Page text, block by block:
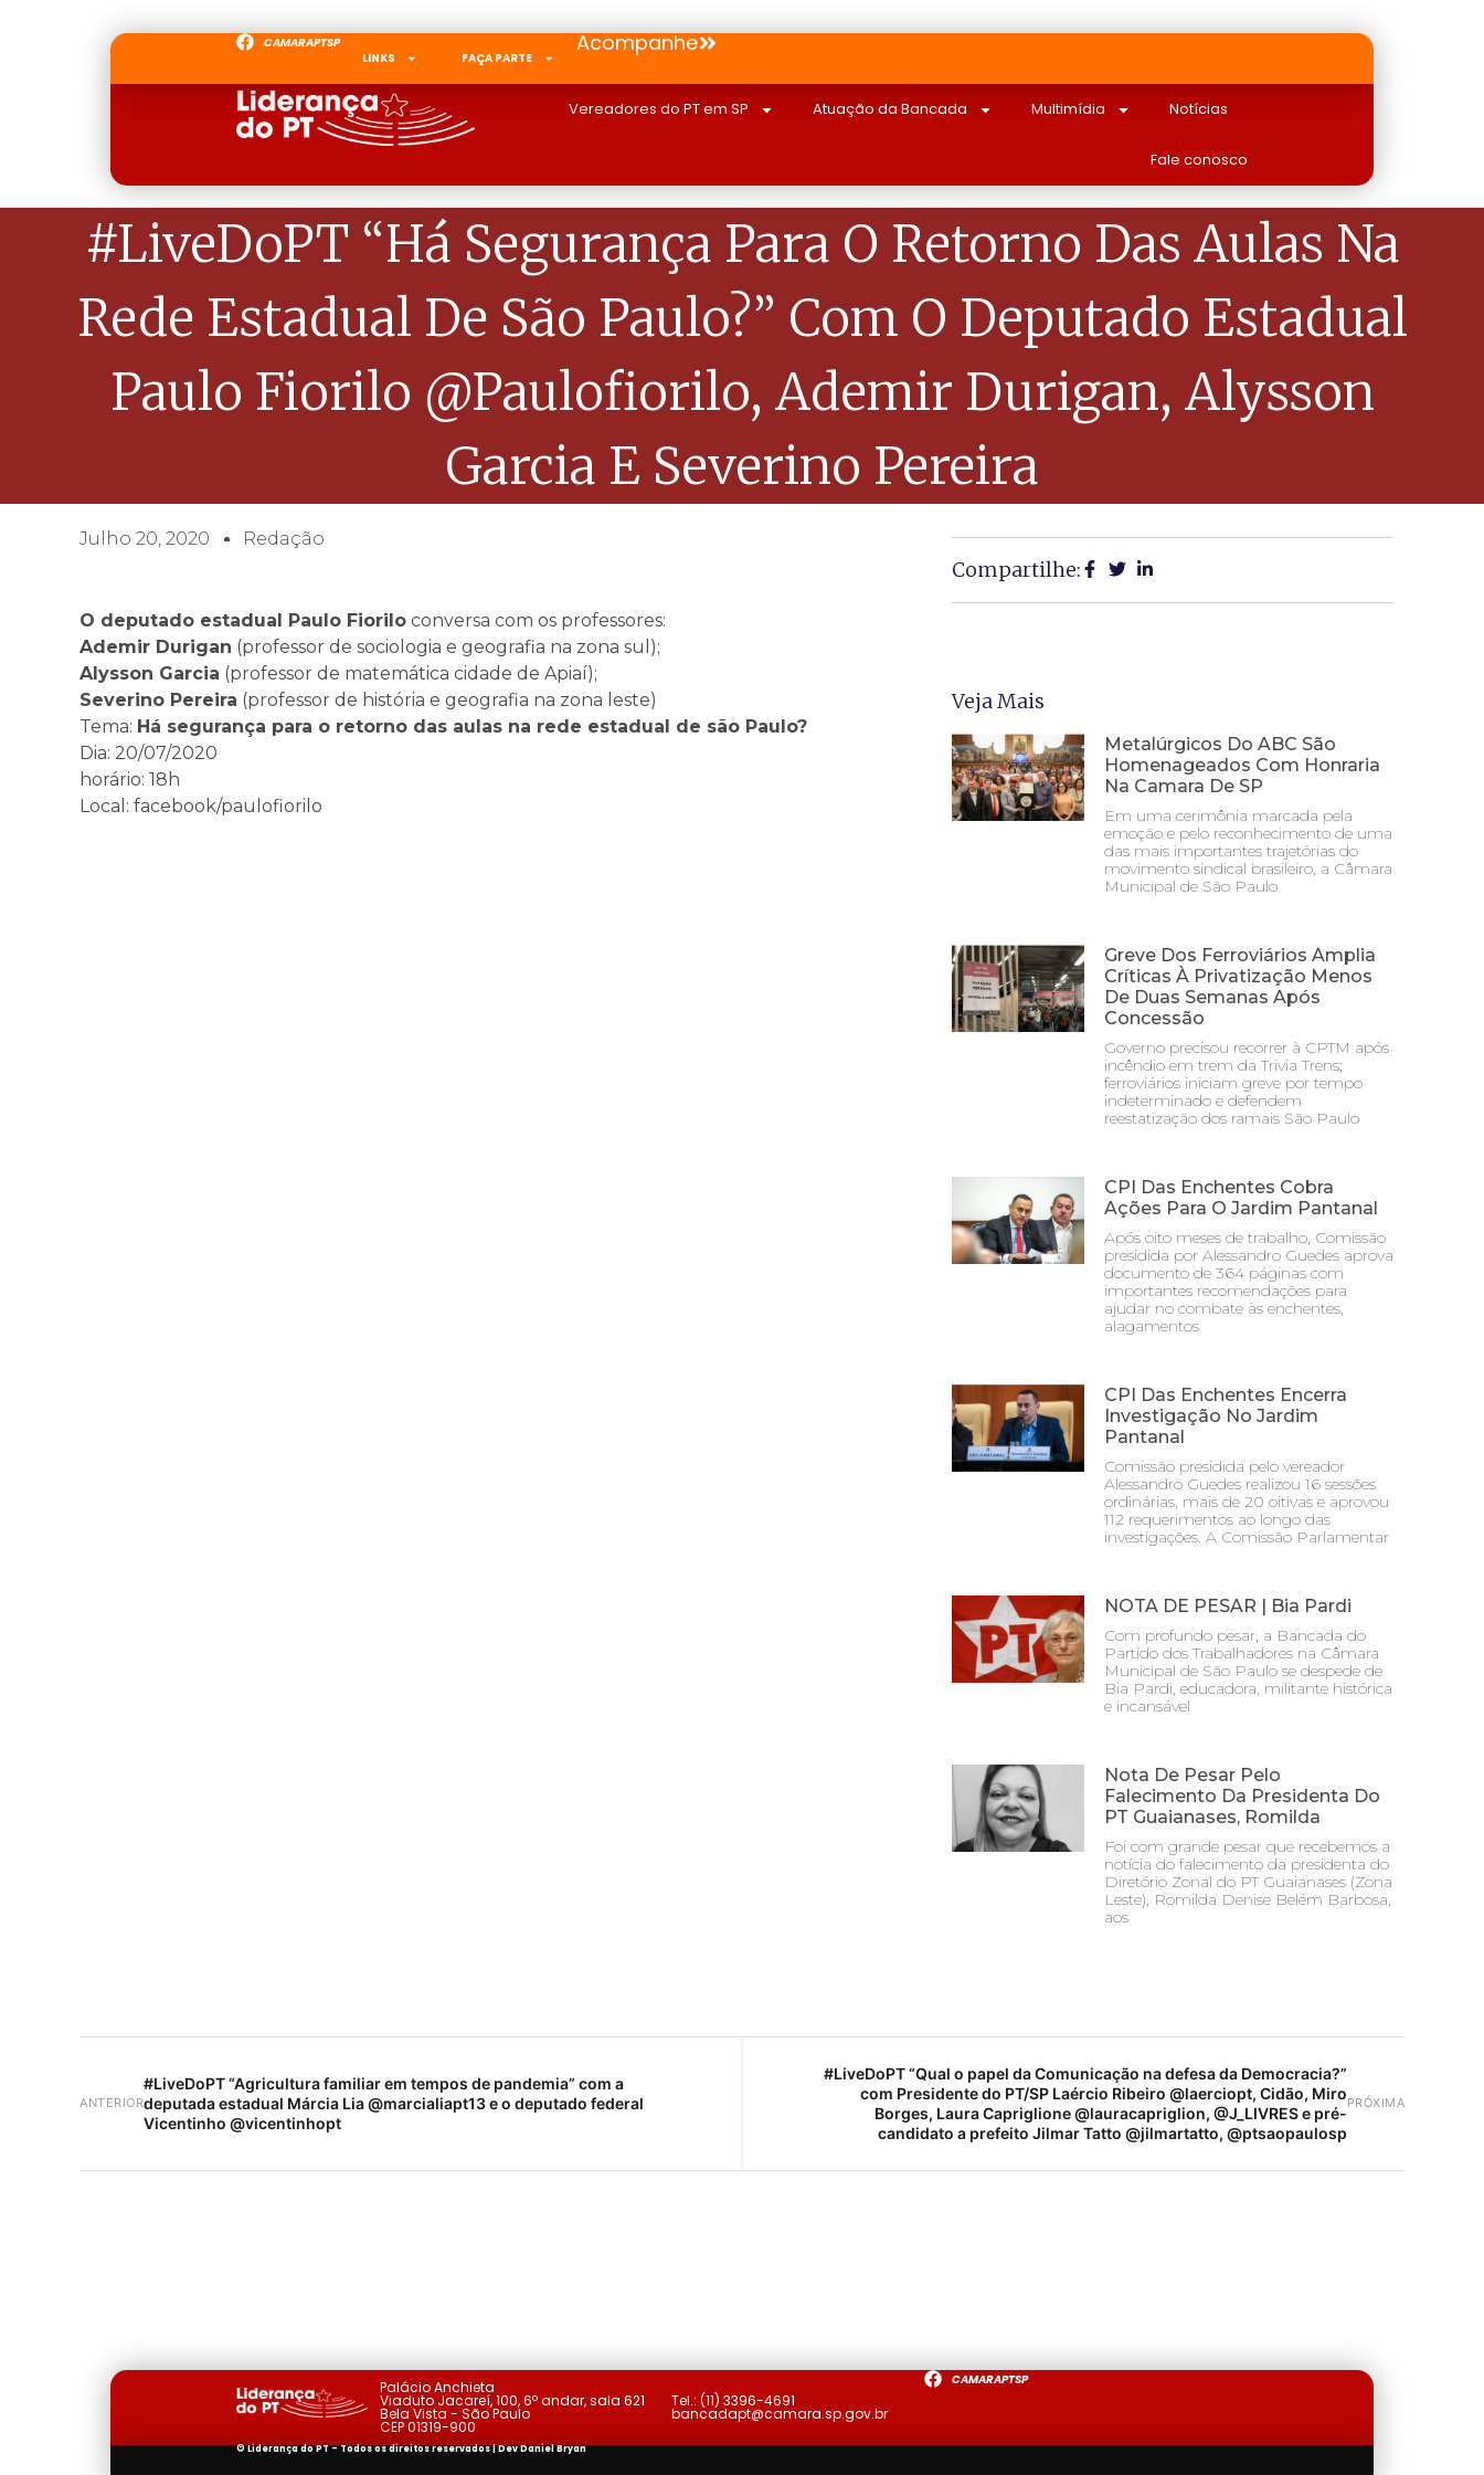
CAMARAPTSP
LINKS
FAÇA PARTE
Acompanhe
Vereadores do PT em SP Atuação da Bancada Multimídia Notícias
Fale conosco
#LiveDoPT “Há Segurança Para O Retorno Das Aulas Na
Rede Estadual De São Paulo?” Com O Deputado Estadual
Paulo Fiorilo @paulofiorilo, Ademir Durigan, Alysson
Garcia E Severino Pereira
Julho 20, 2020 Redação
O deputado estadual Paulo Fiorilo conversa com os professores:
Ademir Durigan (professor de sociologia e geografia na zona sul);
Alysson Garcia (professor de matemática cidade de Apiaí);
Severino Pereira (professor de história e geografia na zona leste)
Tema: Há segurança para o retorno das aulas na rede estadual de são Paulo?
Dia: 20/07/2020
horário: 18h
Local: facebook/paulofiorilo
Compartilhe:
Veja Mais
Metalúrgicos Do ABC São
Homenageados Com Honraria
Na Camara De SP
Em uma cerimônia marcada pela
emoção e pelo reconhecimento de uma
das mais importantes trajetórias do
movimento sindical brasileiro, a Câmara
Municipal de São Paulo
Greve Dos Ferroviários Amplia
Críticas À Privatização Menos
De Duas Semanas Após
Concessão
Governo precisou recorrer à CPTM após
incêndio em trem da Trivia Trens;
ferroviários iniciam greve por tempo
indeterminado e defendem
reestatização dos ramais São Paulo
CPI Das Enchentes Cobra
Ações Para O Jardim Pantanal
Após oito meses de trabalho, Comissão
presidida por Alessandro Guedes aprova
documento de 364 páginas com
importantes recomendações para
ajudar no combate às enchentes,
alagamentos
CPI Das Enchentes Encerra
Investigação No Jardim
Pantanal
Comissão presidida pelo vereador
Alessandro Guedes realizou 16 sessões
ordinárias, mais de 20 oitivas e aprovou
112 requerimentos ao longo das
investigações. A Comissão Parlamentar
NOTA DE PESAR | Bia Pardi
Com profundo pesar, a Bancada do
Partido dos Trabalhadores na Câmara
Municipal de São Paulo se despede de
Bia Pardi, educadora, militante histórica
e incansável
Nota De Pesar Pelo
Falecimento Da Presidenta Do
PT Guaianases, Romilda
Foi com grande pesar que recebemos a
notícia do falecimento da presidenta do
Diretório Zonal do PT Guaianases (Zona
Leste), Romilda Denise Belém Barbosa,
aos
ANTERIOR
#LiveDoPT “Agricultura familiar em tempos de pandemia” com a
deputada estadual Márcia Lia @marcialiapt13 e o deputado federal
Vicentinho @vicentinhopt
PRÓXIMA
#LiveDoPT “Qual o papel da Comunicação na defesa da Democracia?”
com Presidente do PT/SP Laércio Ribeiro @laerciopt, Cidão, Miro
Borges, Laura Capriglione @lauracapriglion, @J_LIVRES e pré-
candidato a prefeito Jilmar Tatto @jilmartatto, @ptsaopaulosp
Palácio Anchieta
Viaduto Jacareí, 100, 6º andar, sala 621
Bela Vista - São Paulo
CEP 01319-900
Tel.: (11) 3396-4691
bancadapt@camara.sp.gov.br
CAMARAPTSP
© Liderança do PT - Todos os direitos reservados | DevDaniel Bryan